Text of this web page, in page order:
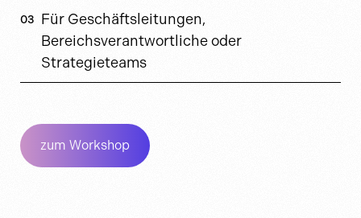
Für Geschäftsleitungen,
Bereichsverantwortliche oder
Strategieteams
zum Workshop